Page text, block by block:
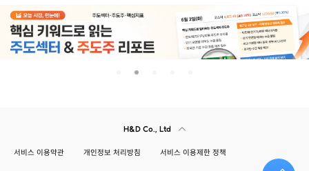
H&D Co., Ltd
서비스 이용약관 개인정보 처리방침 서비스 이용제한 정책